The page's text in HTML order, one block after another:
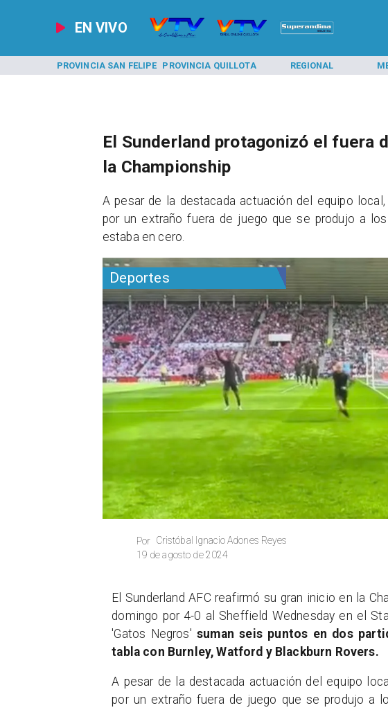
EN VIVO
PROVINCIA SAN FELIPE PROVINCIA QUILLOTA REGIONAL
Deportes
Cristóbal Ignacio Adones Reyes
Por
19 de agosto de 2024
El Sunderland protagonizó el fuera
la Championship
​A pesar de la destacada actuación del equipo
por un extraño fuera de juego que se produjo a
estaba en cero.
El Sunderland AFC reafirmó su gran inicio en la
domingo por 4-0 al Sheffield Wednesday en el
'Gatos Negros' suman seis puntos en dos
tabla con Burnley, Watford y Blackburn Rovers.
A pesar de la destacada actuación del equipo
por un extraño fuera de juego que se produjo a